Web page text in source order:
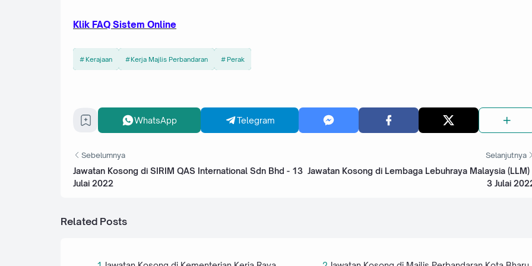
Klik FAQ Sistem Online
Kerajaan Kerja Majlis Perbandaran Perak
WhatsApp Telegram
Sebelumnya
Jawatan Kosong di SIRIM QAS International Sdn Bhd - 13
Julai 2022
Selanjutnya
Jawatan Kosong di Lembaga Lebuhraya Malaysia (LLM)
3 Julai
Related Posts